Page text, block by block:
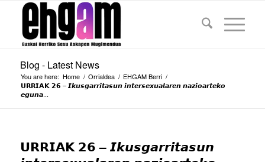
Blog - Latest News
You are here: Home / Orrialdea / EHGAM Berri /
𝗨𝗥𝗥𝗜𝗔𝗞 𝟮𝟲 – 𝙄𝙠𝙪𝙨𝙜𝙖𝙧𝙧𝙞𝙩𝙖𝙨𝙪𝙣 𝙞𝙣𝙩𝙚𝙧𝙨𝙚𝙭𝙪𝙖𝙡𝙖𝙧𝙚𝙣 𝙣𝙖𝙯𝙞𝙤𝙖𝙧𝙩𝙚𝙠𝙤
𝙚𝙜𝙪𝙣𝙖...
𝗨𝗥𝗥𝗜𝗔𝗞 𝟮𝟲 – 𝙄𝙠𝙪𝙨𝙜𝙖𝙧𝙧𝙞𝙩𝙖𝙨𝙪𝙣